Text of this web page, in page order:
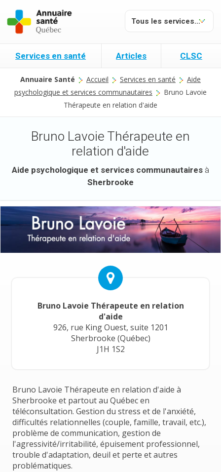
Services en santé Articles CLSC
Annuaire Santé Accueil Services en santé
Aide
psychologique et services communautaires
Bruno Lavoie
Thérapeute en relation d'aide
Bruno Lavoie Thérapeute en
relation d'aide
Aide psychologique et services communautaires à
Sherbrooke
Bruno Lavoie Thérapeute en relation
d'aide
926, rue King Ouest, suite 1201
Sherbrooke (Québec)
J1H 1S2
Bruno Lavoie Thérapeute en relation d'aide à
Sherbrooke et partout au Québec en
téléconsultation. Gestion du stress et de l'anxiété,
difficultés relationnelles (couple, famille, travail, etc.),
problème de communication, gestion de
l'agressivité/irritabilité, épuisement professionnel,
trouble d'adaptation, deuil et perte et autres
problématiques.